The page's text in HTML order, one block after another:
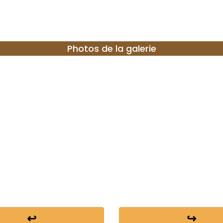
Photos de la galerie
↩ ↪